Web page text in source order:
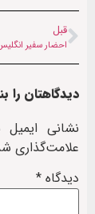
قبل
دیدگاهتان را
نشانی
علامت‌گذاری
دیدگاه *